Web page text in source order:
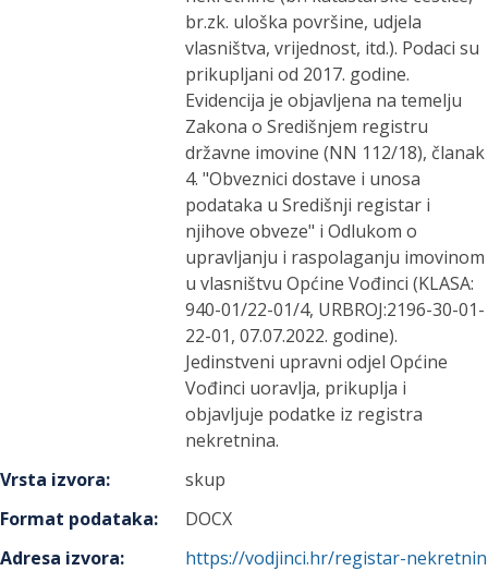
br.zk. uloška površine, udjela
vlasništva, vrijednost, itd.). Podaci su
prikupljani od 2017. godine.
Evidencija je objavljena na temelju
Zakona o Središnjem registru
državne imovine (NN 112/18), članak
4. "Obveznici dostave i unosa
podataka u Središnji registar i
njihove obveze" i Odlukom o
upravljanju i raspolaganju imovinom
u vlasništvu Općine Vođinci (KLASA:
940-01/22-01/4, URBROJ:2196-30-01-
22-01, 07.07.2022. godine).
Jedinstveni upravni odjel Općine
Vođinci uoravlja, prikuplja i
objavljuje podatke iz registra
nekretnina.
Vrsta izvora:
skup
Format podataka:
DOCX
Adresa izvora:
https://vodjinci.hr/registar-nekretnin